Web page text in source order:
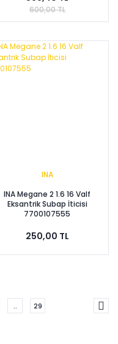
600,00 TL
INA
INA Megane 2 1.6 16 Valf
Eksantrik Subap İticisi
7700107555
250,00 TL
.. 29